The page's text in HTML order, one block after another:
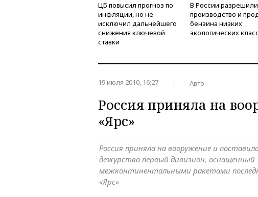
ЦБ повысил прогноз по
инфляции, но не
исключил дальнейшего
снижения ключевой
ставки
В России разрешили
производство и
бензина низких
экологических
19 июля 2010, 16:27 Авто
Россия приняла на
«Ярс»
Россия приняла на вооружение и
дежурство первый дивизион, оснащенный
межконтинентальными ракетами
«Ярс»